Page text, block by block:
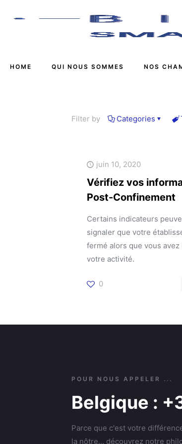
HOME QUI NOUS SOMMES NOS
Filter by Categories
juin 10, 2020
Vérifiez vos
Post-Confinement
Certains indicateurs
signaler que votre
fermé alors que vous
votre activité.
0
POUR NOUS APPELER ...
Belgique :
Parce que c'est votre
la nôtre… découvrez notre